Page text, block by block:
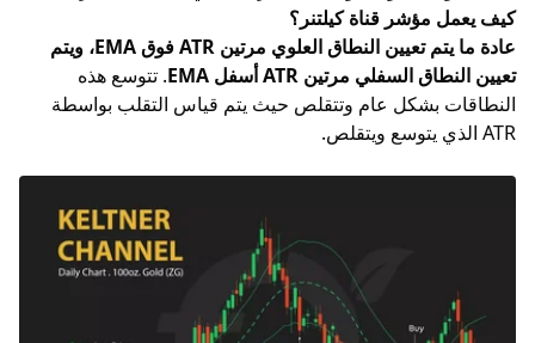
كيف يعمل مؤشر قناة كيلتنر؟
عادة ما يتم تعيين النطاق العلوي مرتين ATR فوق EMA، ويتم
تعيين النطاق السفلي مرتين ATR أسفل EMA
. تتوسع هذه
النطاقات بشكل عام وتتقلص حيث يتم قياس التقلب بواسطة
ATR الذي يتوسع ويتقلص.